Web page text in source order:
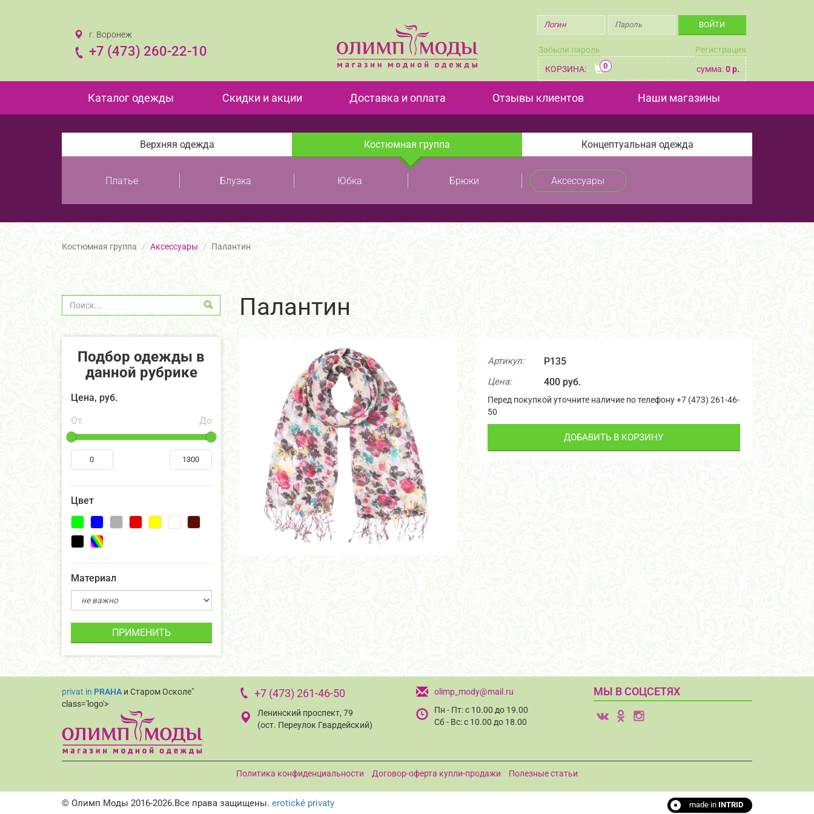
Забыли пароль Регистрация
0
КОРЗИНА: сумма:0 р.
г. Воронеж
+7 (473) 260-22-10
Каталог одежды Скидки и акции Доставка и оплата Отзывы клиентов Наши магазины
Верхняя одежда Костюмная группа Концептуальная одежда
Платье Блузка Юбка Брюки Аксессуары
Костюмная группа Аксессуары Палантин
Подбор одежды в
данной рубрике
Цена, руб.
От
До
Цвет
Материал
ПРИМЕНИТЬ
Палантин
Артикул: Р135
Цена: 400 руб.
Перед покупкой уточните наличие по телефону +7 (473) 261-46-
50
ДОБАВИТЬ В КОРЗИНУ
privat in PRAHA и Старом Осколе"
class='logo'>
+7 (473) 261-46-50
Ленинский проспект, 79
(ост. Переулок Гвардейский)
olimp_mody@mail.ru
Пн - Пт: с 10.00 до 19.00
Сб - Вс: с 10.00 до 18.00
МЫ В СОЦСЕТЯХ
v o i
Политика конфиденциальности Договор-оферта купли-продажи Полезные статьи
© Олимп Моды 2016-2026.Все права защищены. erotické privaty made in INTRID